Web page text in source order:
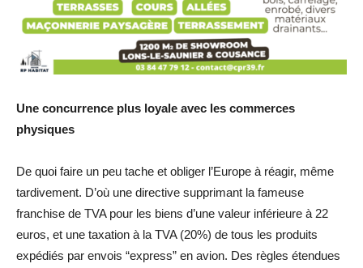
Une concurrence plus loyale avec les commerces
physiques
De quoi faire un peu tache et obliger l’Europe à réagir, même
tardivement. D’où une directive supprimant la fameuse
franchise de TVA pour les biens d’une valeur inférieure à 22
euros, et une taxation à la TVA (20%) de tous les produits
expédiés par envois “express” en avion. Des règles étendues